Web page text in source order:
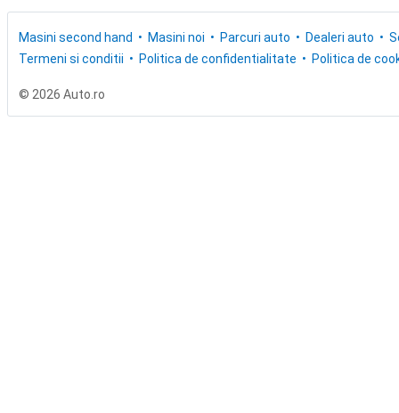
Masini second hand Masini noi Parcuri auto Dealeri auto
Termeni si conditii
Politica de confidentialitate Politica de
© 2026 Auto.ro